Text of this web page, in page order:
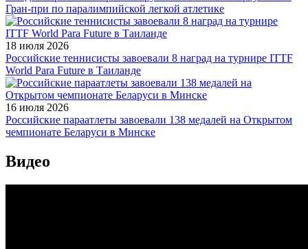
Гран-при по паралимпийской легкой атлетике
18 июля 2026
Российские теннисисты завоевали 8 наград на турнире ITTF
World Para Future в Таиланде
16 июля 2026
Российские параатлеты завоевали 138 медалей на Открытом
чемпионате Беларуси в Минске
Видео